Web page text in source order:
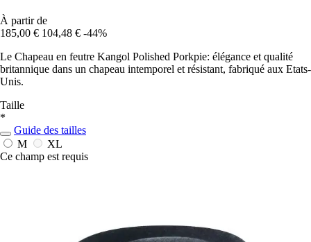
À partir de
185,00 € 104,48 € -44%
Le Chapeau en feutre Kangol Polished Porkpie: élégance et qualité
britannique dans un chapeau intemporel et résistant, fabriqué aux Etats-
Unis.
Taille
*
Guide des tailles
M
XL
Ce champ est requis